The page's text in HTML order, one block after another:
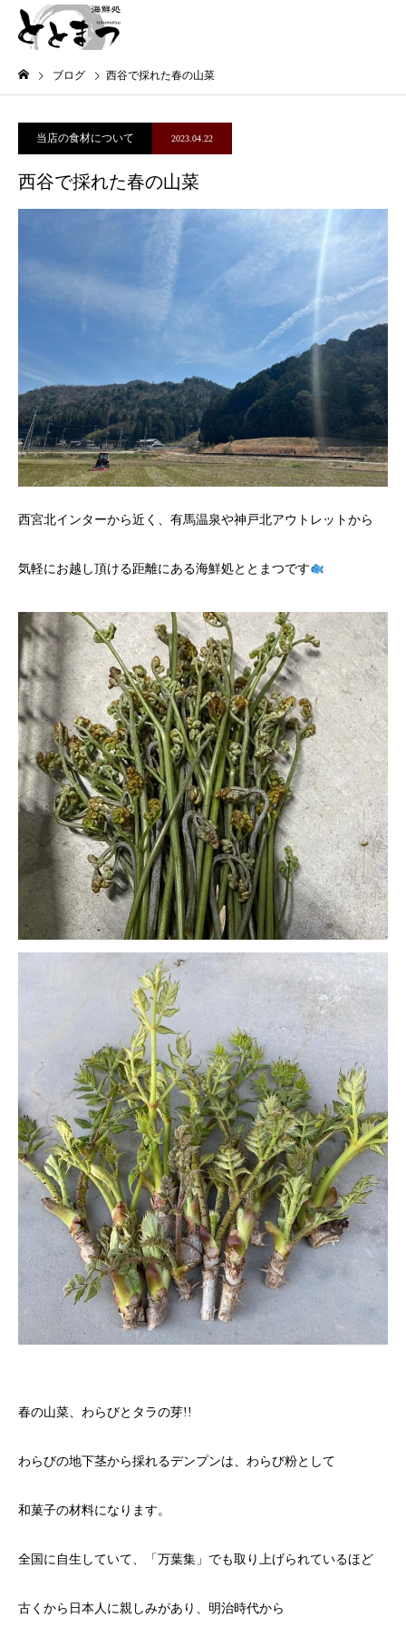
ブログ 西谷で採れた春の山菜
当店の食材について 2023.04.22
西谷で採れた春の山菜
西宮北インターから近く、有馬温泉や神戸北アウトレットから
気軽にお越し頂ける距離にある海鮮処ととまつです
春の山菜、わらびとタラの芽!!
わらびの地下茎から採れるデンプンは、わらび粉として
和菓子の材料になります。
全国に自生していて、「万葉集」でも取り上げられているほど
古くから日本人に親しみがあり、明治時代から